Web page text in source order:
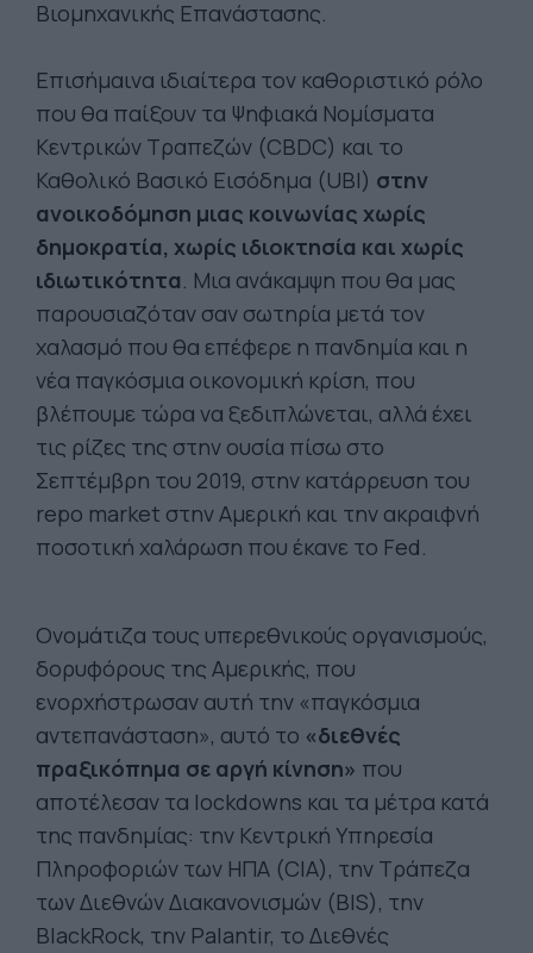
Βιομηχανικής Επανάστασης.
Επισήμαινα ιδιαίτερα τον καθοριστικό ρόλο
που θα παίξουν τα Ψηφιακά Νομίσματα
Κεντρικών Τραπεζών (CBDC) και το
Καθολικό Βασικό Εισόδημα (UBI) στην
ανοικοδόμηση μιας κοινωνίας χωρίς
δημοκρατία, χωρίς ιδιοκτησία και χωρίς
ιδιωτικότητα. Μια ανάκαμψη που θα μας
παρουσιαζόταν σαν σωτηρία μετά τον
χαλασμό που θα επέφερε η πανδημία και η
νέα παγκόσμια οικονομική κρίση, που
βλέπουμε τώρα να ξεδιπλώνεται, αλλά έχει
τις ρίζες της στην ουσία πίσω στο
Σεπτέμβρη του 2019, στην κατάρρευση του
repo market στην Αμερική και την ακραιφνή
ποσοτική χαλάρωση που έκανε το Fed.
Ονομάτιζα τους υπερεθνικούς οργανισμούς,
δορυφόρους της Αμερικής, που
ενορχήστρωσαν αυτή την «παγκόσμια
αντεπανάσταση», αυτό το «διεθνές
πραξικόπημα σε αργή κίνηση» που
αποτέλεσαν τα lockdowns και τα μέτρα κατά
της πανδημίας: την Κεντρική Υπηρεσία
Πληροφοριών των ΗΠΑ (CIA), την Τράπεζα
των Διεθνών Διακανονισμών (BIS), την
BlackRock, την Palantir, το Διεθνές